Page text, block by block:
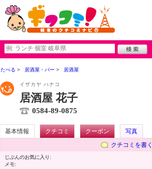
たべる 居酒屋・バー 居酒屋
イザカヤ ハナコ
居酒屋 花子
0584-89-0875
基本情報 クチコミ クーポン
写真
クチコミを書く
じぶんのお気に入り:
メモ: